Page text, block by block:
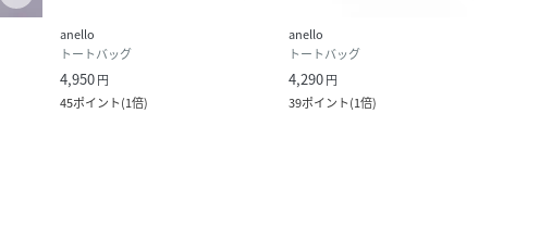
anello
トートバッグ
4,950円
45ポイント(1倍)
anello
トートバッグ
4,290円
39ポイント(1倍)